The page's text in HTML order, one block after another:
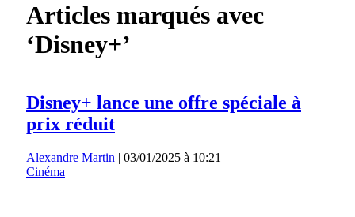
Articles marqués avec
‘Disney+’
Disney+ lance une offre spéciale à
prix réduit
Alexandre Martin | 03/01/2025 à 10:21
Cinéma